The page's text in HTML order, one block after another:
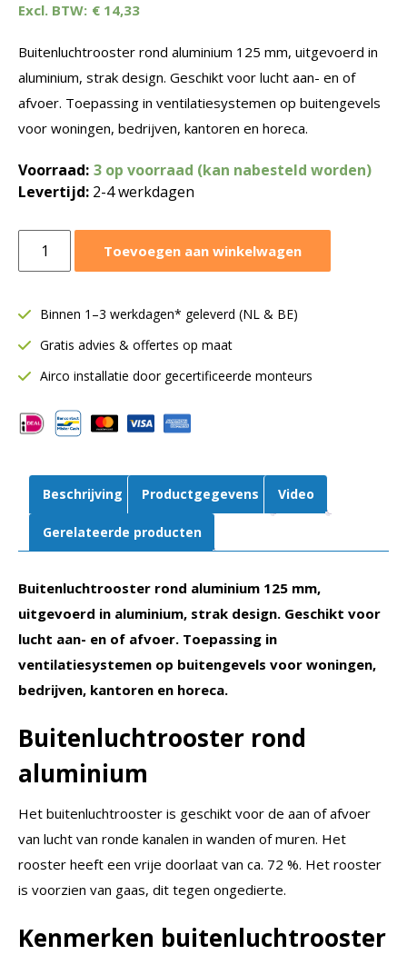
€ 14,33
Buitenluchtrooster rond aluminium 125 mm, uitgevoerd in
aluminium, strak design. Geschikt voor lucht aan- en of
afvoer. Toepassing in ventilatiesystemen op buitengevels
voor woningen, bedrijven, kantoren en horeca.
Voorraad: 3 op voorraad (kan nabesteld worden)
Levertijd: 2-4 werkdagen
Ø125
|
Buitenlucht
Toevoegen aan winkelwagen
Binnen 1–3 werkdagen* geleverd (NL & BE)
Gratis advies & offertes op maat
Airco installatie door gecertificeerde monteurs
Beschrijving Productgegevens Video
Gerelateerde producten
Buitenluchtrooster rond aluminium 125 mm,
uitgevoerd in aluminium, strak design. Geschikt voor
lucht aan- en of afvoer. Toepassing in
ventilatiesystemen op buitengevels voor woningen,
bedrijven, kantoren en horeca.
Buitenluchtrooster rond
aluminium
Het buitenluchtrooster is geschikt voor de aan of afvoer
van lucht van ronde kanalen in wanden of muren. Het
rooster heeft een vrije doorlaat van ca. 72 %. Het rooster
is voorzien van gaas, dit tegen ongedierte.
Kenmerken buitenluchtrooster